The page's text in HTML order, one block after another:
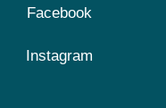
Facebook
Instagram